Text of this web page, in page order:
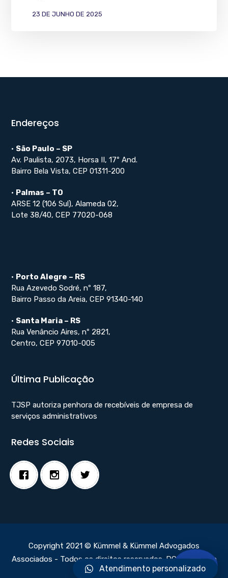
23 DE JUNHO DE 2025
Endereços
• São Paulo – SP
Av. Paulista, 2073, Horsa II, 17º And.
Bairro Bela Vista, CEP 01311-200
• Palmas – TO
ARSE 12 (106 Sul), Alameda 02,
Lote 38/40, CEP 77020-068
• Porto Alegre – RS
Rua Azevedo Sodré, nº 187,
Bairro Passo da Areia, CEP 91340-140
• Santa Maria – RS
Rua Venâncio Aires, nº 2821,
Centro, CEP 97010-005
Última Publicação
TJSP autoriza penhora de recebíveis de empresa de
serviços administrativos
Redes Sociais
Copyright 2021 © Kümmel & Kümmel Advogados
Associados - Todos os direitos reservados.DC Webdesign
Atendimento personalizado